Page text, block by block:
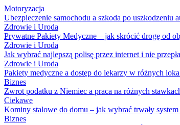
Motoryzacja
Ubezpieczenie samochodu a szkoda po uszkodzeniu
Zdrowie i Uroda
Prywatne Pakiety Medyczne – jak skrócić drogę od
Zdrowie i Uroda
Jak wybrać najlepszą polisę przez internet i nie
Zdrowie i Uroda
Pakiety medyczne a dostęp do lekarzy w różnych
Biznes
Zwrot podatku z Niemiec a praca na różnych
Ciekawe
Kominy stalowe do domu – jak wybrać trwały
Biznes